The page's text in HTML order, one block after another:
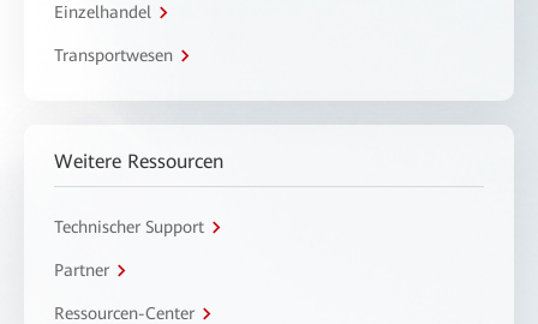
Einzelhandel
Transportwesen
Weitere Ressourcen
Technischer Support
Partner
Ressourcen-Center